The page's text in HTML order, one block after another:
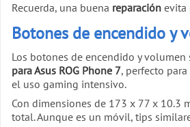
Recuerda, una buena reparación evita
Botones de encendido y
Los botones de encendido y volumen
para Asus ROG Phone 7, perfecto
el uso gaming intensivo.
Con dimensiones de 173 x 77 x 10.3
total. Aunque es un móvil, tips